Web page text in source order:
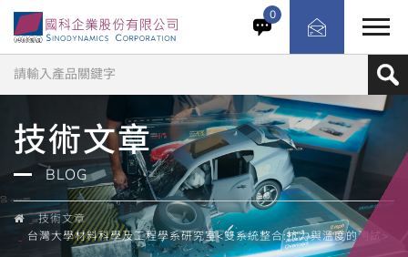
0
技術文章
BLOG
技術文章
台灣大學材料科學及工程學系研究室<雙系統整合:拉力與溫度的測試>